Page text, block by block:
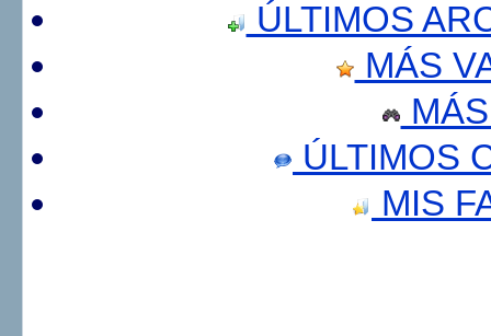
ÚLTIMOS
MÁS
ÚLTIMOS
MIS